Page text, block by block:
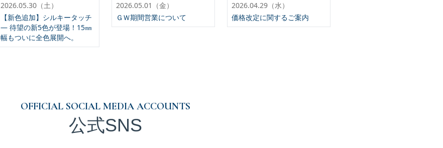
2026.05.30（土）
【新色追加】シルキータッチ
— 待望の新5色が登場！15㎜
幅もついに全色展開へ。
2026.05.01（金）
ＧＷ期間営業について
2026.04.29（水）
価格改定に関するご案内
OFFICIAL SOCIAL MEDIA ACCOUNTS
公式SNS